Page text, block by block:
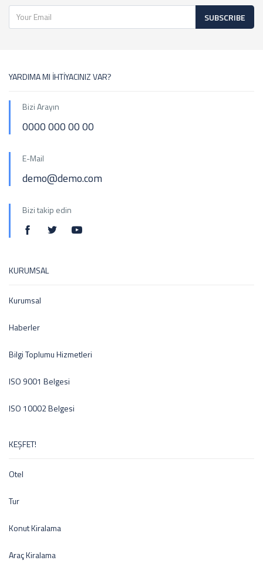
SUBSCRIBE
YARDIMA MI İHTİYACINIZ VAR?
Bizi Arayın
0000 000 00 00
E-Mail
demo@demo.com
Bizi takip edin
KURUMSAL
Kurumsal
Haberler
Bilgi Toplumu Hizmetleri
ISO 9001 Belgesi
ISO 10002 Belgesi
KEŞFET!
Otel
Tur
Konut Kiralama
Araç Kiralama